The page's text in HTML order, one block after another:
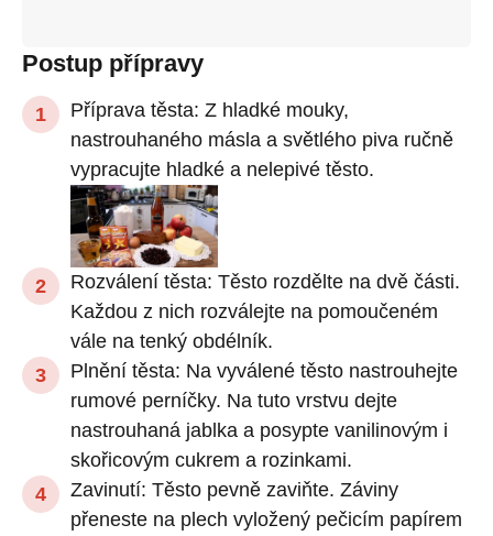
Postup přípravy
Příprava těsta: Z hladké mouky,
nastrouhaného másla a světlého piva ručně
vypracujte hladké a nelepivé těsto.
Rozválení těsta: Těsto rozdělte na dvě části.
Každou z nich rozválejte na pomoučeném
vále na tenký obdélník.
Plnění těsta: Na vyválené těsto nastrouhejte
rumové perníčky. Na tuto vrstvu dejte
nastrouhaná jablka a posypte vanilinovým i
skořicovým cukrem a rozinkami.
Zavinutí: Těsto pevně zaviňte. Záviny
přeneste na plech vyložený pečicím papírem